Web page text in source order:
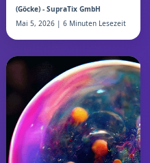
(Göcke) - SupraTix GmbH
Mai 5, 2026 | 6 Minuten Lesezeit